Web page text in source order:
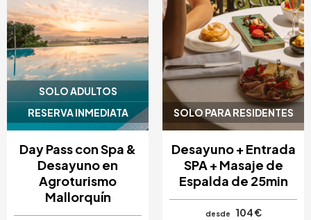
SOLO ADULTOS
RESERVA INMEDIATA
Day Pass con Spa &
Desayuno en
Agroturismo
Mallorquín
SOLO PARA RESIDENTES
Desayuno + Entrada
SPA + Masaje de
Espalda de 25min
desde
104 €